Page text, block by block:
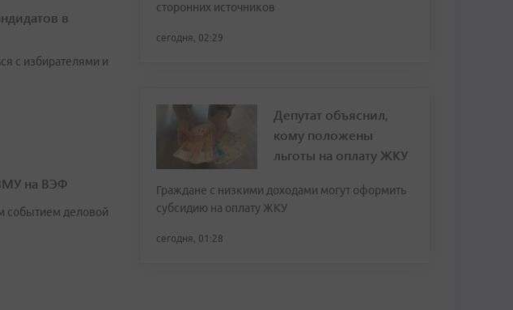
в
с избирателями и
на ВЭФ
событием деловой
сторонних источников
сегодня, 02:29
Депутат объяснил,
кому положены
льготы на оплату ЖКУ
Граждане с низкими доходами могут оформить
субсидию на оплату ЖКУ
сегодня, 01:28